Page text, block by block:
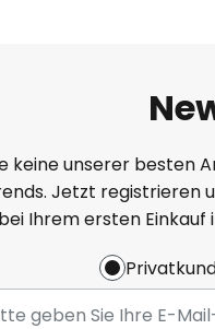
keine unserer besten
Jetzt registrieren
Ihrem ersten